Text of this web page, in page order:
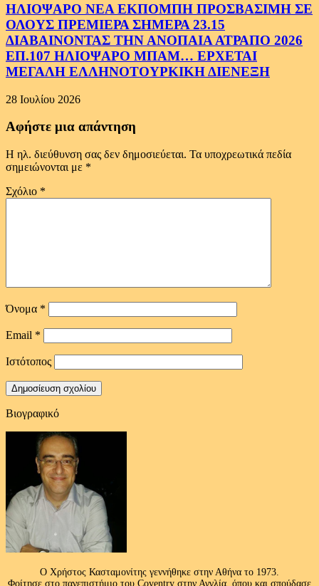
ΗΛΙΟΨΑΡΟ ΝΕΑ ΕΚΠΟΜΠΗ ΠΡΟΣΒΑΣΙΜΗ ΣΕ
ΟΛΟΥΣ ΠΡΕΜΙΕΡΑ ΣΗΜΕΡΑ 23.15
ΔΙΑΒΑΙΝΟΝΤΑΣ ΤΗΝ ΑΝΟΠΑΙΑ ΑΤΡΑΠΟ 2026
ΕΠ.107 ΗΛΙΟΨΑΡΟ ΜΠΑΜ… ΕΡΧΕΤΑΙ
ΜΕΓΑΛΗ ΕΛΛΗΝΟΤΟΥΡΚΙΚΗ ΔΙΕΝΕΞΗ
28 Ιουλίου 2026
Αφήστε μια απάντηση
Η ηλ. διεύθυνση σας δεν δημοσιεύεται. Τα υποχρεωτικά πεδία
σημειώνονται με *
Σχόλιο *
Όνομα *
Email *
Ιστότοπος
Βιογραφικό
Ο Χρήστος Κασταμονίτης γεννήθηκε στην Αθήνα το 1973.
Φοίτησε στο πανεπιστήμιο του Coventry στην Αγγλία, όπου και σπούδασε